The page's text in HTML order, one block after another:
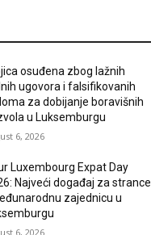
osuđena zbog lažnih
ugovora i falsifikovanih
za dobijanje boravišnih
u Luksemburgu
6, 2026
Luxembourg Expat Day
Najveći događaj za strance
zajednicu u
6, 2026